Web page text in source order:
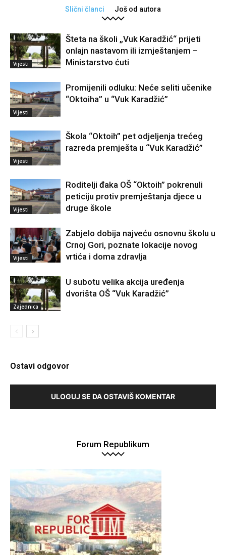
Slični članci Još od autora
Vijesti
Šteta na školi „Vuk Karadžić“ prijeti
onlajn nastavom ili izmještanjem –
Ministarstvo ćuti
Vijesti
Promijenili odluku: Neće seliti učenike
“Oktoiha” u “Vuk Karadžić”
Vijesti
Škola “Oktoih” pet odjeljenja trećeg
razreda premješta u “Vuk Karadžić”
Vijesti
Roditelji đaka OŠ “Oktoih” pokrenuli
peticiju protiv premještanja djece u
druge škole
Vijesti
Zabjelo dobija najveću osnovnu školu u
Crnoj Gori, poznate lokacije novog
vrtića i doma zdravlja
Zajednica
U subotu velika akcija uređenja
dvorišta OŠ “Vuk Karadžić”
Ostavi odgovor
ULOGUJ SE DA OSTAVIŠ KOMENTAR
Forum Republikum